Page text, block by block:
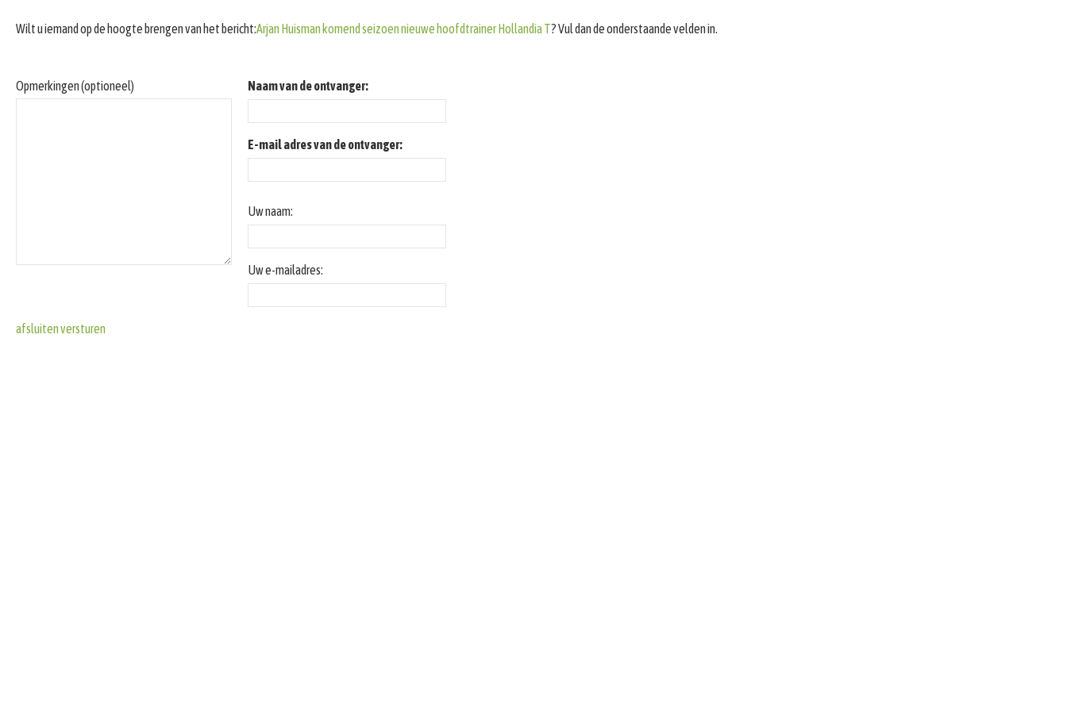
Wilt u iemand op de hoogte brengen van het bericht:Arjan Huisman komend seizoen nieuwe hoofdtrainer Hollandia T? Vul dan de onderstaande velden in.
Opmerkingen (optioneel) Naam van de ontvanger:
E-mail adres van de ontvanger:
Uw naam:
Uw e-mailadres:
afsluitenversturen